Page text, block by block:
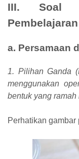
III. Soal
a. Persamaan
1. Pilihan Ganda
menggunakan
bentuk yang ramah
Perhatikan